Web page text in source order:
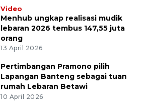
Video
Menhub ungkap realisasi mudik
lebaran 2026 tembus 147,55 juta
orang
13 April 2026
Pertimbangan Pramono pilih
Lapangan Banteng sebagai tuan
rumah Lebaran Betawi
10 April 2026